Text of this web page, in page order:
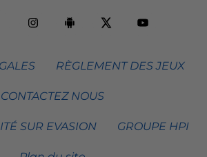
RÈGLEMENT DES JEUX
CONTACTEZ NOUS
SUR EVASION GROUPE HPI